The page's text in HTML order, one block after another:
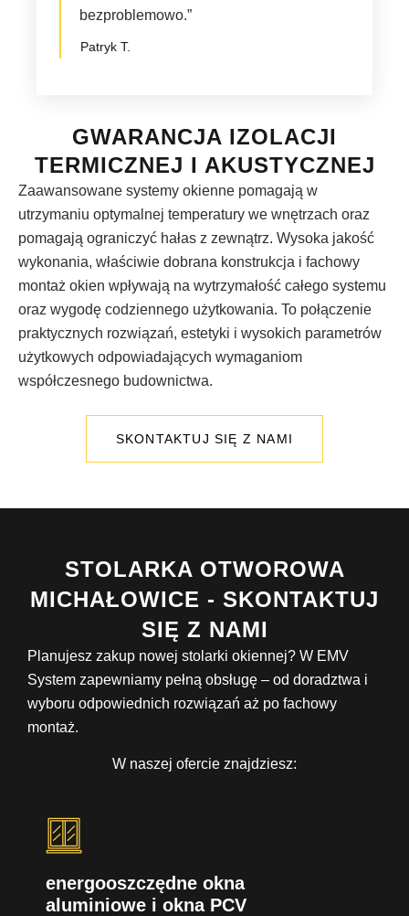
bezproblemowo.”
Patryk T.
GWARANCJA IZOLACJI
TERMICZNEJ I AKUSTYCZNEJ
Zaawansowane systemy okienne pomagają w
utrzymaniu optymalnej temperatury we wnętrzach oraz
pomagają ograniczyć hałas z zewnątrz. Wysoka jakość
wykonania, właściwie dobrana konstrukcja i fachowy
montaż okien wpływają na wytrzymałość całego systemu
oraz wygodę codziennego użytkowania. To połączenie
praktycznych rozwiązań, estetyki i wysokich parametrów
użytkowych odpowiadających wymaganiom
współczesnego budownictwa.
SKONTAKTUJ SIĘ Z NAMI
STOLARKA OTWOROWA
MICHAŁOWICE - SKONTAKTUJ
SIĘ Z NAMI
Planujesz zakup nowej stolarki okiennej? W EMV
System zapewniamy pełną obsługę – od doradztwa i
wyboru odpowiednich rozwiązań aż po fachowy
montaż.
W naszej ofercie znajdziesz:
energooszczędne okna
aluminiowe i okna PCV